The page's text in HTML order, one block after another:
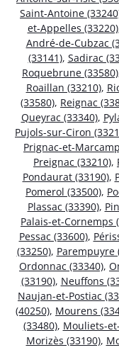
Saint-Antoine
et-Appelles (33220)
André-de-Cubzac
(33141), Sadirac
Roquebrune (33580)
Roaillan (33210),
(33580), Reignac
Queyrac (33340),
Pujols-sur-Ciron
Prignac-et-
Preignac (33210),
Pondaurat (33190),
Pomerol (33500),
Plassac (33390),
Palais-et-Cornemps
Pessac (33600),
(33250), Parempuyre
Ordonnac (33340),
(33190), Neuffons
Naujan-et-Postiac
(40250), Mourens
(33480), Mouliets-
Morizès (33190),